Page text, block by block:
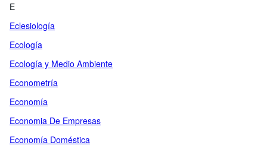
E
Eclesiología
Ecología
Ecología y Medio Ambiente
Econometría
Economía
Economia De Empresas
Economía Doméstica